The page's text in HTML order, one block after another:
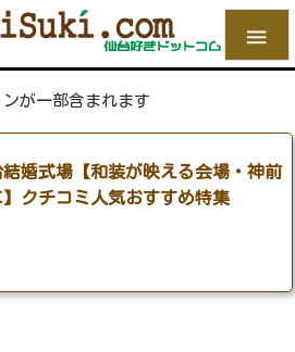

が一部含まれます
結婚式場【和装が映える会場・神前
】クチコミ人気おすすめ特集